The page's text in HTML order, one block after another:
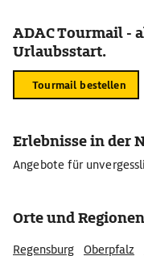
ADAC Tourmail -
Urlaubsstart.
Tourmail bestellen
Erlebnisse in der
Angebote für
Orte und
Regensburg Oberpfalz